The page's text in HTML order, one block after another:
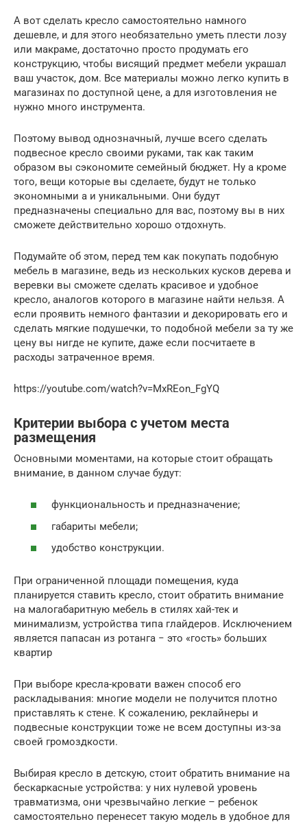
А вот сделать кресло самостоятельно намного
дешевле, и для этого необязательно уметь плести лозу
или макраме, достаточно просто продумать его
конструкцию, чтобы висящий предмет мебели украшал
ваш участок, дом. Все материалы можно легко купить в
магазинах по доступной цене, а для изготовления не
нужно много инструмента.
Поэтому вывод однозначный, лучше всего сделать
подвесное кресло своими руками, так как таким
образом вы сэкономите семейный бюджет. Ну а кроме
того, вещи которые вы сделаете, будут не только
экономными а и уникальными. Они будут
предназначены специально для вас, поэтому вы в них
сможете действительно хорошо отдохнуть.
Подумайте об этом, перед тем как покупать подобную
мебель в магазине, ведь из нескольких кусков дерева и
веревки вы сможете сделать красивое и удобное
кресло, аналогов которого в магазине найти нельзя. А
если проявить немного фантазии и декорировать его и
сделать мягкие подушечки, то подобной мебели за ту же
цену вы нигде не купите, даже если посчитаете в
расходы затраченное время.
https://youtube.com/watch?v=MxREon_FgYQ
Критерии выбора с учетом места
размещения
Основными моментами, на которые стоит обращать
внимание, в данном случае будут:
функциональность и предназначение;
габариты мебели;
удобство конструкции.
При ограниченной площади помещения, куда
планируется ставить кресло, стоит обратить внимание
на малогабаритную мебель в стилях хай-тек и
минимализм, устройства типа глайдеров. Исключением
является папасан из ротанга − это «гость» больших
квартир
При выборе кресла-кровати важен способ его
раскладывания: многие модели не получится плотно
приставлять к стене. К сожалению, реклайнеры и
подвесные конструкции тоже не всем доступны из-за
своей громоздкости.
Выбирая кресло в детскую, стоит обратить внимание на
бескаркасные устройства: у них нулевой уровень
травматизма, они чрезвычайно легкие – ребенок
самостоятельно перенесет такую модель в удобное для